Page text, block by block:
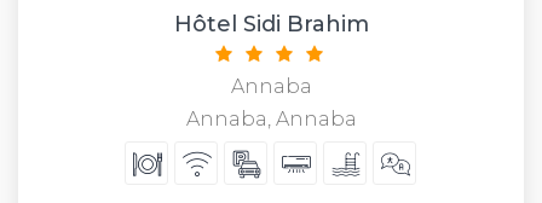
Hôtel Sidi Brahim
Annaba
Annaba, Annaba